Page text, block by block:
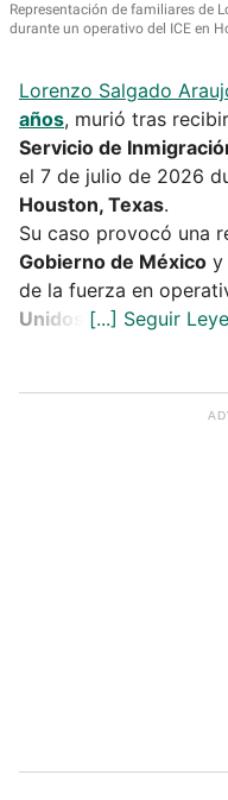
Representación de familiares de
durante un operativo del ICE en
Lorenzo Salgado
años, murió tras
Servicio de
el 7 de julio de 2026
Houston, Texas.
Su caso provocó una
Gobierno de México y
de la fuerza en
Unidos